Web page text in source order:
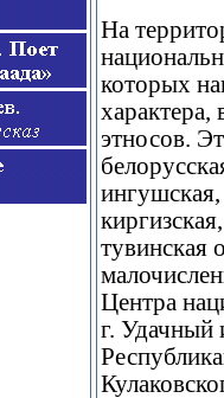
На
которых
этносов.
ингушская,
тувинская
Центра
г. Удачный